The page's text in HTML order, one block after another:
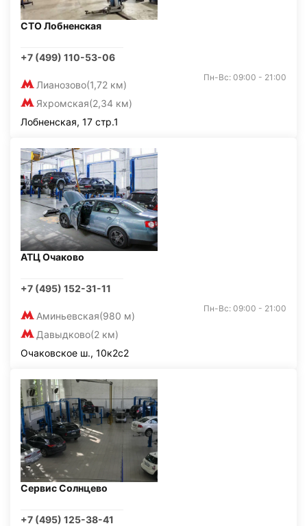
СТО Лобненская
+7 (499) 110-53-06
Лианозово(1,72 км)
Яхромская(2,34 км)
Пн-Вс: 09:00 - 21:00
Лобненская, 17 стр.1
АТЦ Очаково
+7 (495) 152-31-11
Аминьевская(980 м)
Давыдково(2 км)
Пн-Вс: 09:00 - 21:00
Очаковское ш., 10к2с2
Сервис Солнцево
+7 (495) 125-38-41